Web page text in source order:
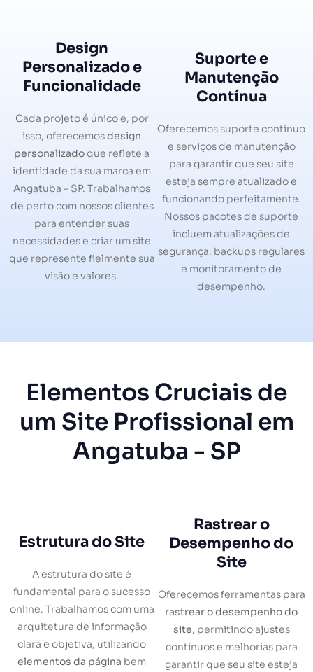
Design
Personalizado e
Funcionalidade
Cada projeto é único e, por
isso, oferecemosdesign
personalizadoque reflete a
identidade da sua marca em
Angatuba – SP. Trabalhamos
de perto com nossos clientes
para entender suas
necessidades e criar um site
que represente fielmente sua
visão e valores.
Suporte e
Manutenção
Contínua
Oferecemos suporte contínuo
e serviços de manutenção
para garantir que seu site
esteja sempre atualizado e
funcionando perfeitamente.
Nossos pacotes de suporte
incluem atualizações de
segurança, backups regulares
e monitoramento de
desempenho.
Elementos Cruciais de
um Site Profissional em
Angatuba - SP
Estrutura do Site
A estrutura do site é
fundamental para o sucesso
online. Trabalhamos com uma
arquitetura de informação
clara e objetiva, utilizando
elementos da página bem
Rastrear o
Desempenho do
Site
Oferecemos ferramentas para
rastrear o desempenho do
site, permitindo ajustes
contínuos e melhorias para
garantir que seu site esteja